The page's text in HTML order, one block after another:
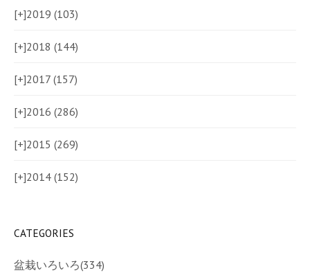
[+]2019 (103)
[+]2018 (144)
[+]2017 (157)
[+]2016 (286)
[+]2015 (269)
[+]2014 (152)
CATEGORIES
盆栽いろいろ(334)